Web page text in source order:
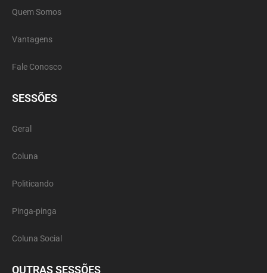
Quem Somos
Vantagens
Fale Conosco
SESSÕES
Geral
Coluna
Politicando
Pinga-pinga
Coluna Social
OUTRAS SESSÕES